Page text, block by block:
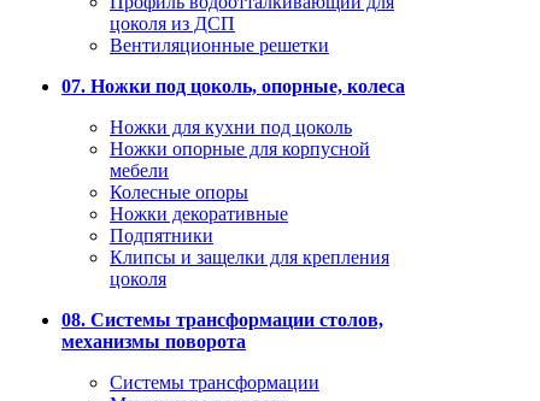
цоколя из ДСП
Вентиляционные решетки
07. Ножки под цоколь, опорные, колеса
Ножки для кухни под цоколь
Ножки опорные для корпусной
мебели
Колесные опоры
Ножки декоративные
Подпятники
Клипсы и защелки для крепления
цоколя
08. Системы трансформации столов,
механизмы поворота
Системы трансформации